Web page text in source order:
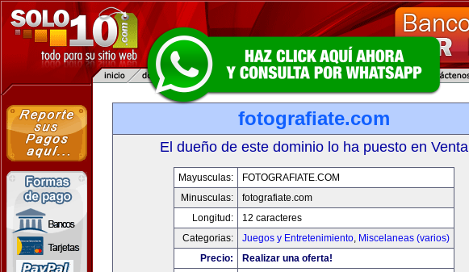
fotografiate.com
El dueño de este dominio lo ha puesto en Venta
Mayusculas:
FOTOGRAFIATE.COM
Minusculas:
fotografiate.com
Longitud:
12 caracteres
Categorias:
Juegos y Entretenimiento, Miscelaneas (varios)
Precio:
Realizar una oferta!